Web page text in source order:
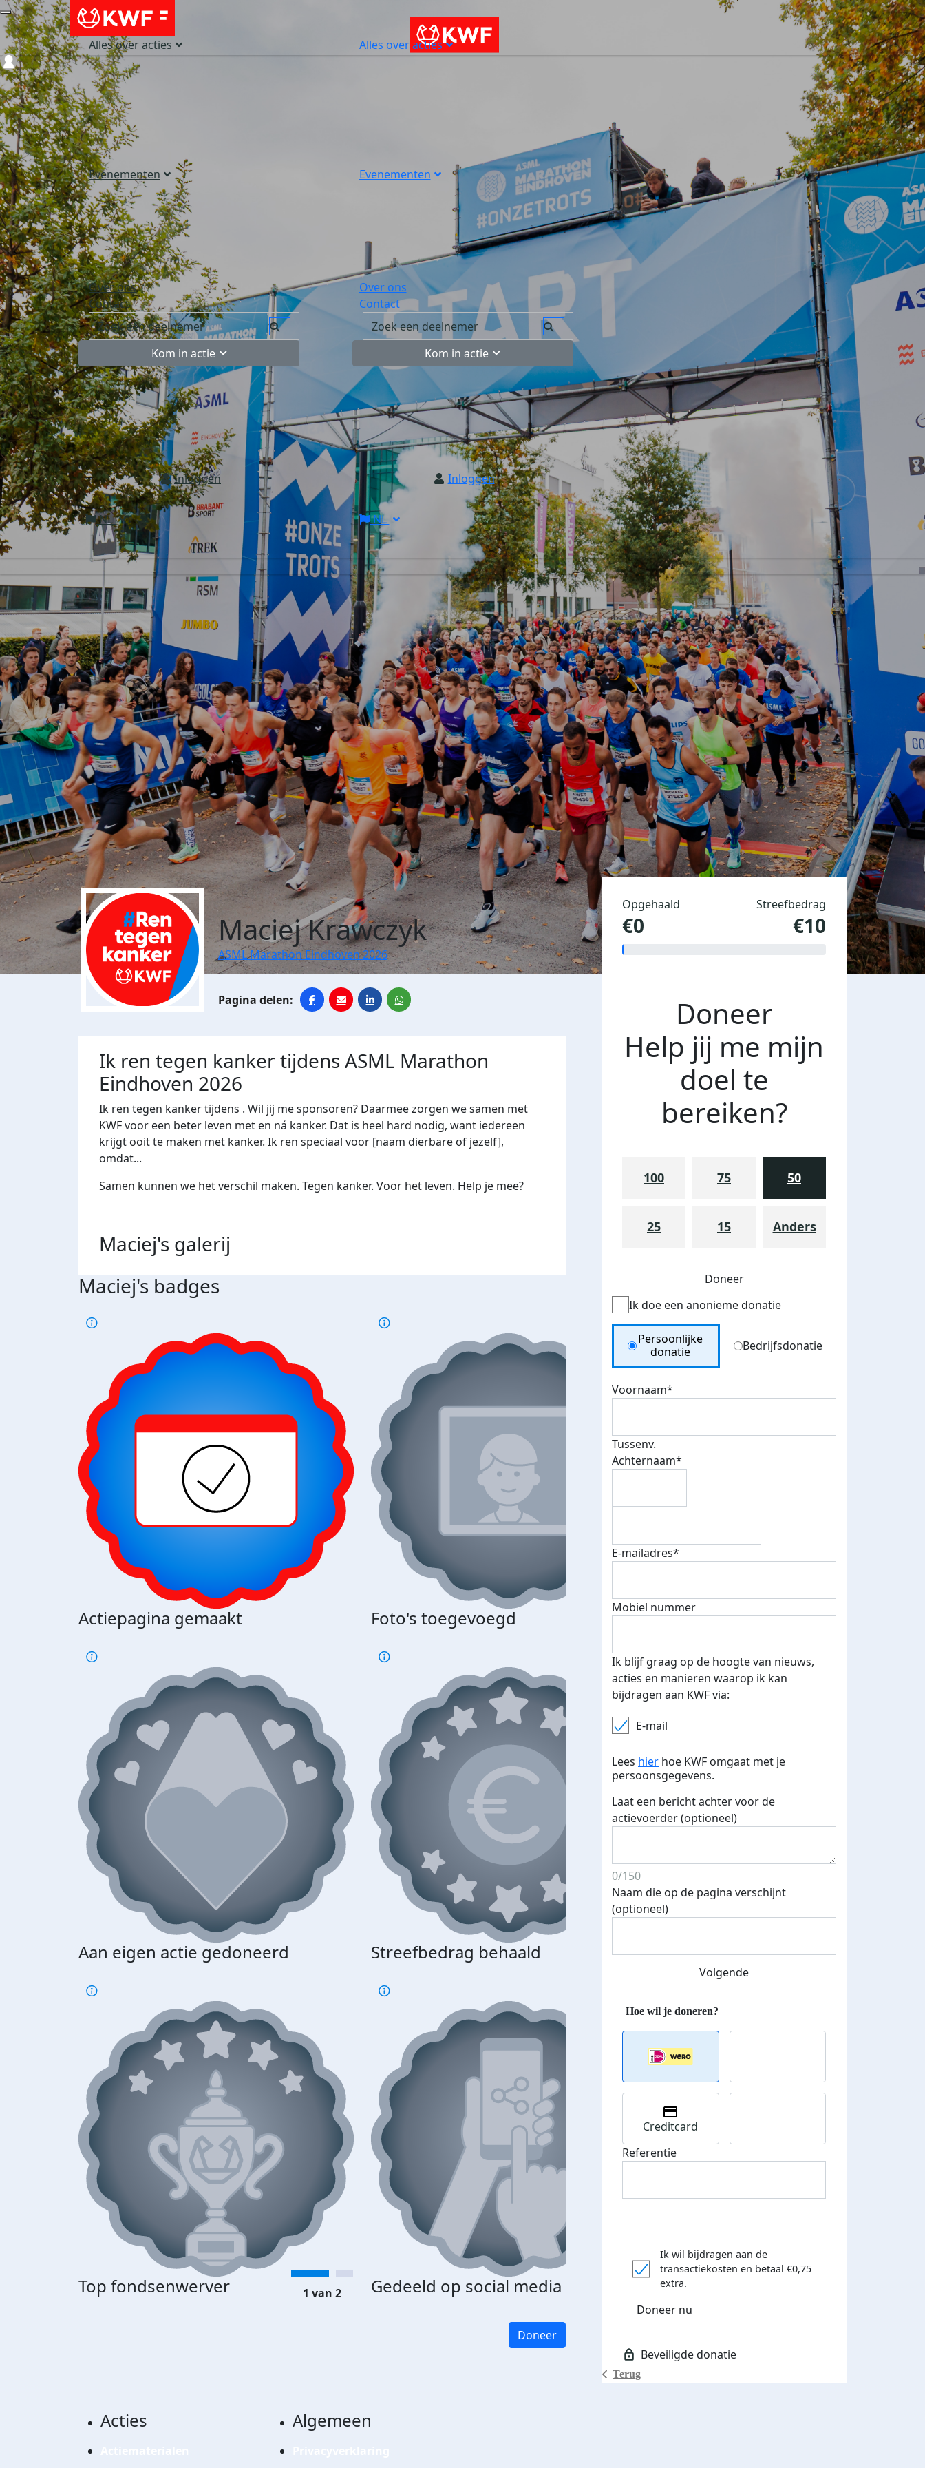
Alles over acties
Evenementen
Over ons
Contact
Kom in actie
Inloggen
NL
Alles over acties
Evenementen
Over ons
Contact
Kom in actie
Inloggen
NL
Login
Maciej Krawczyk
ASML Marathon Eindhoven 2026
Ik ren tegen kanker tijdens ASML Marathon
Eindhoven 2026
Ik ren tegen kanker tijdens . Wil jij me sponsoren? Daarmee zorgen we samen met
KWF voor een beter leven met en ná kanker. Dat is heel hard nodig, want iedereen
krijgt ooit te maken met kanker. Ik ren speciaal voor [naam dierbare of jezelf],
omdat...
Samen kunnen we het verschil maken. Tegen kanker. Voor het leven. Help je mee?
Maciej's galerij
Maciej's badges
Actiepagina gemaakt Foto's toegevoegd E-mails verstuurd
Aan eigen actie gedoneerd Streefbedrag behaald Streefbedrag verhoogd
Top fondsenwerver Gedeeld op social media Donateurs bedankt
Bij 500 euro aan donaties ontvang
je je speciale KWF t-shirt!
1 van 2
Doneer
Opgehaald
€0
Streefbedrag
€10
Doneer
Help jij me mijn
doel te
bereiken?
100 75 50
25 15 Anders
Doneer
Ik doe een anonieme donatie
Donation Type
Persoonlijke
donatie
Bedrijfsdonatie
Voornaam*
Tussenv.
Achternaam*
E-mailadres*
Mobiel nummer
Ik blijf graag op de hoogte van nieuws,
acties en manieren waarop ik kan
bijdragen aan KWF via:
E-mail
Lees hier hoe KWF omgaat met je
persoonsgegevens.
Laat een bericht achter voor de
actievoerder (optioneel)
0/150
Naam die op de pagina verschijnt
(optioneel)
Volgende
Terug
Creditcard
Referentie
Ik wil bijdragen aan de
transactiekosten en betaal €0,75
extra.
Doneer nu
Acties Algemeen